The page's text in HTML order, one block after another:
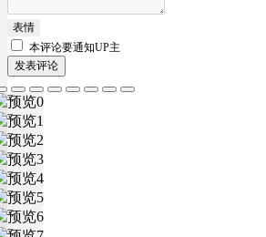
表情
本评论要通知UP主
发表评论